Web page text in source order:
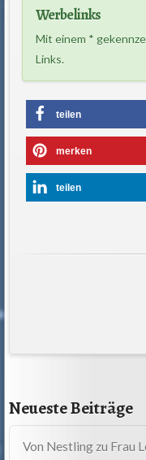
Werbelinks
Mit einem *
Links.
teilen
merken
teilen
Neueste Beiträge
Von Nestling zu Frau